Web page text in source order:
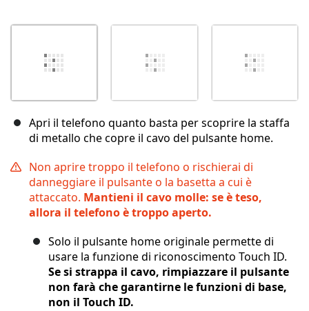
Apri il telefono quanto basta per scoprire la staffa
di metallo che copre il cavo del pulsante home.
Non aprire troppo il telefono o rischierai di
danneggiare il pulsante o la basetta a cui è
attaccato. Mantieni il cavo molle: se è teso,
allora il telefono è troppo aperto.
Solo il pulsante home originale permette di
usare la funzione di riconoscimento Touch ID.
Se si strappa il cavo, rimpiazzare il pulsante
non farà che garantirne le funzioni di base,
non il Touch ID.